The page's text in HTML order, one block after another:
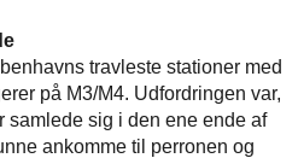
travleste stationer med
på M3/M4. Udfordringen var,
samlede sig i den ene ende af
ankomme til perronen og